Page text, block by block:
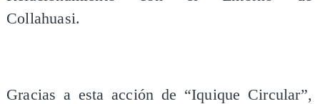
Collahuasi.
Gracias a esta acción de “Iquique Circular”,